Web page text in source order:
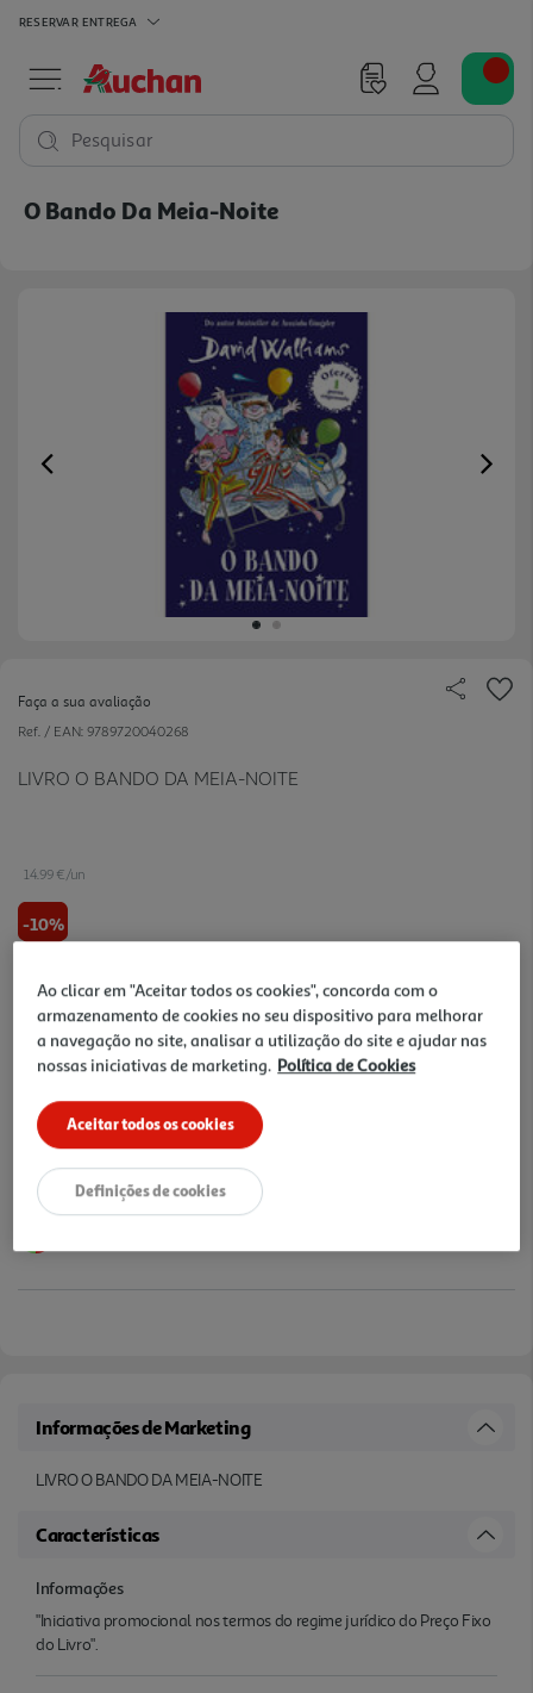
RESERVAR ENTREGA
Pesquisar
O Bando Da Meia-Noite
Previous
Faça a sua avaliação
Ref. / EAN: 9789720040268
LIVRO O BANDO DA MEIA-NOITE
14.99 €/un
-10%
16,65 €PVP de editor
14,99 €
Notas de preparação
Informações de Marketing
LIVRO O BANDO DA MEIA-NOITE
Características
Informações
"Iniciativa promocional nos termos do regime jurídico do Preço Fixo
do Livro".
Ao clicar em "Aceitar todos os cookies", concorda com o
armazenamento de cookies no seu dispositivo para melhorar
a navegação no site, analisar a utilização do site e ajudar nas
nossas iniciativas de marketing. Política de Cookies
Aceitar todos os cookies
Definições de cookies